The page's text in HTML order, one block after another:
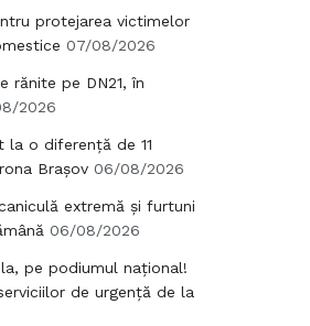
protejarea victimelor
07/08/2026
rănite pe DN21, în
2026
la o diferență de 11
Brașov 06/08/2026
extremă și furtuni
06/08/2026
pe podiumul național!
de urgență de la